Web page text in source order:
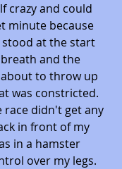
crazy and could
minute because
stood at the start
and the
to throw up
was constricted.
race didn't get any
in front of my
in a hamster
over my legs.